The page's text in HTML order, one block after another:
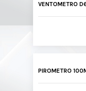
VENTOMETRO
PIROMETRO